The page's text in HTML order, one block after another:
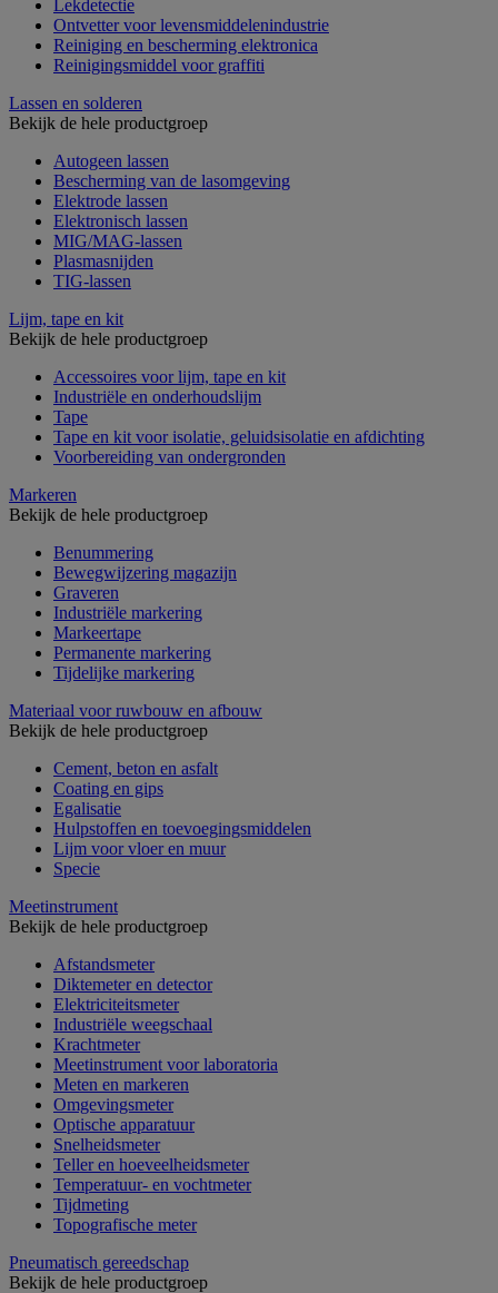
Lekdetectie
Ontvetter voor levensmiddelenindustrie
Reiniging en bescherming elektronica
Reinigingsmiddel voor graffiti
Lassen en solderen
Bekijk de hele productgroep
Autogeen lassen
Bescherming van de lasomgeving
Elektrode lassen
Elektronisch lassen
MIG/MAG-lassen
Plasmasnijden
TIG-lassen
Lijm, tape en kit
Bekijk de hele productgroep
Accessoires voor lijm, tape en kit
Industriële en onderhoudslijm
Tape
Tape en kit voor isolatie, geluidsisolatie en afdichting
Voorbereiding van ondergronden
Markeren
Bekijk de hele productgroep
Benummering
Bewegwijzering magazijn
Graveren
Industriële markering
Markeertape
Permanente markering
Tijdelijke markering
Materiaal voor ruwbouw en afbouw
Bekijk de hele productgroep
Cement, beton en asfalt
Coating en gips
Egalisatie
Hulpstoffen en toevoegingsmiddelen
Lijm voor vloer en muur
Specie
Meetinstrument
Bekijk de hele productgroep
Afstandsmeter
Diktemeter en detector
Elektriciteitsmeter
Industriële weegschaal
Krachtmeter
Meetinstrument voor laboratoria
Meten en markeren
Omgevingsmeter
Optische apparatuur
Snelheidsmeter
Teller en hoeveelheidsmeter
Temperatuur- en vochtmeter
Tijdmeting
Topografische meter
Pneumatisch gereedschap
Bekijk de hele productgroep